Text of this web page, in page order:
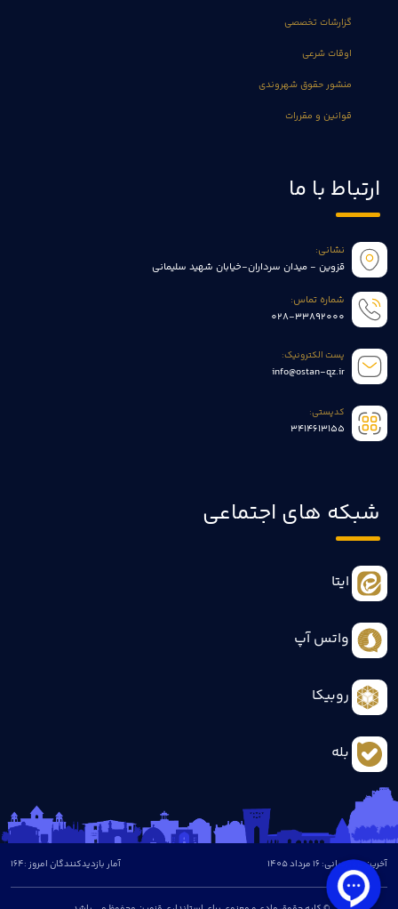
گزارشات تخصصی
اوقات شرعی
منشور حقوق شهروندی
قوانین و مقررات
ارتباط با ما
نشانی:
قزوین - میدان سرداران-خیابان شهید سلیمانی
شماره تماس:
028-33892000
پست الکترونیک:
info@ostan-qz.ir
کدپستی:
3414613155
شبکه های اجتماعی
ایتا
واتس آپ
روبیکا
بله
آخرین بروزرسانی: 16 مرداد 1405 آمار بازدیدکنندگان امروز :164